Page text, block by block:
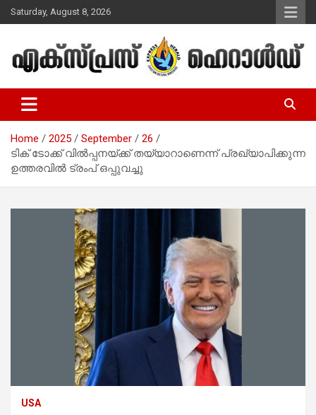
Skip
to
Saturday, August 8, 2026
Express Herald – Malayalam
Christian News
Home 2025 September
26
ടിക് ടോക്ക് വിൽപ്പനയ്ക്ക് തയ്യാറാണെന്ന് പ്രഖ്യാപിക്കുന്ന
ഉത്തരവിൽ ട്രംപ് ഒപ്പുവച്ചു
USA